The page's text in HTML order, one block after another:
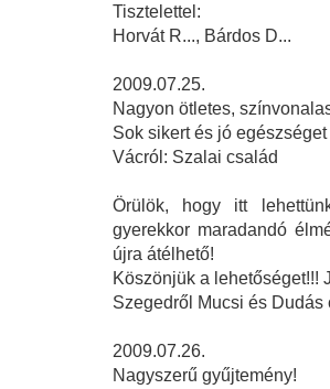
Tisztelettel:
Horvát R..., Bárdos D...
2009.07.25.
Nagyon ötletes,
Sok sikert és jó
Vácról: Szalai család
Örülök, hogy itt
gyerekkor maradandó
újra átélhető!
Köszönjük a lehetőséget!!!
Szegedről Mucsi és Dudás
2009.07.26.
Nagyszerű gyűjtemény!